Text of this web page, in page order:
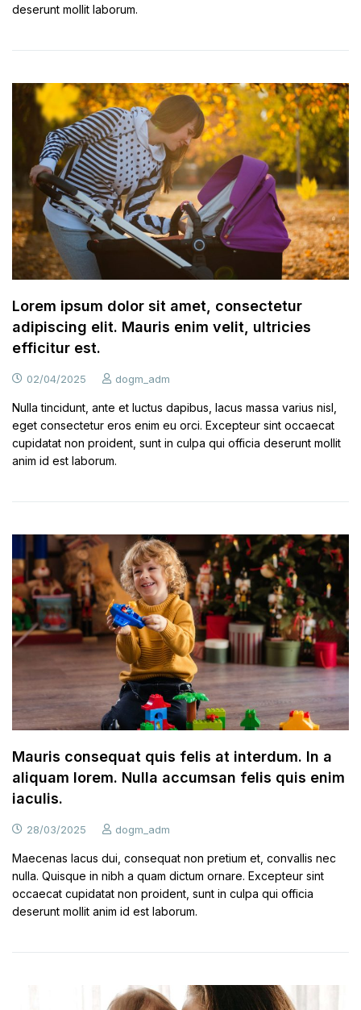
deserunt mollit laborum.
Lorem ipsum dolor sit amet, consectetur
adipiscing elit. Mauris enim velit, ultricies
efficitur est.
02/04/2025 dogm_adm
Nulla tincidunt, ante et luctus dapibus, lacus massa varius nisl,
eget consectetur eros enim eu orci. Excepteur sint occaecat
cupidatat non proident, sunt in culpa qui officia deserunt mollit
anim id est laborum.
Mauris consequat quis felis at interdum. In a
aliquam lorem. Nulla accumsan felis quis enim
iaculis.
28/03/2025 dogm_adm
Maecenas lacus dui, consequat non pretium et, convallis nec
nulla. Quisque in nibh a quam dictum ornare. Excepteur sint
occaecat cupidatat non proident, sunt in culpa qui officia
deserunt mollit anim id est laborum.